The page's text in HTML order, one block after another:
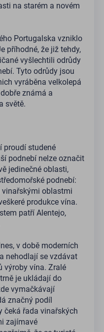
na starém a novém
Portugalska vzniklo
příhodné, že již tehdy,
vyšlechtili odrůdy
Tyto odrůdy jsou
vyráběna velkolepá
známá a
světě.
proudí studené
podnebí nelze označit
jedinečné oblasti,
podnebí:
oblastmi
produkce vína.
patří Alentejo,
v době moderních
nehodlají se vzdávat
výroby vína. Zralé
je ukládají do
vymačkávají
značný podíl
čeká řada vinařských
zajímavé